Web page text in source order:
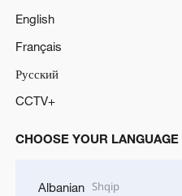
English
Français
Русский
CCTV+
CHOOSE YOUR LANGUAGE
Albanian Shqip